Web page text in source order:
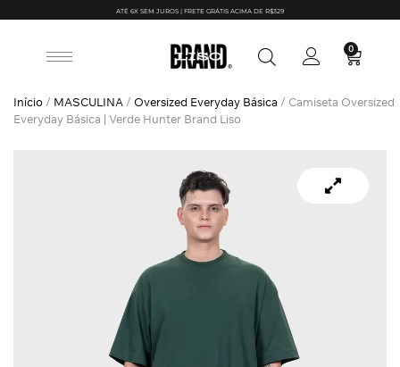
ATÉ 6X SEM JUROS | FRETE GRÁTIS ACIMA DE R$329
0
Início / MASCULINA / Oversized Everyday Básica / Camiseta Oversized
Everyday Básica | Verde Hunter Brand Liso